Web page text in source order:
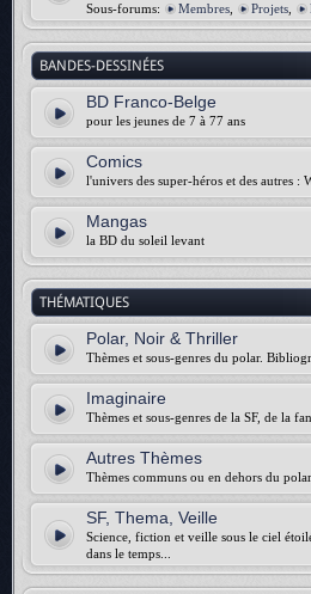
Sous-forums:
Membres Projets
BANDES-DESSINÉES
BD Franco-Belge
pour les jeunes de 7 à 77 ans
Comics
l'univers des super-héros et des autres :
Mangas
la BD du soleil levant
THÉMATIQUES
Polar, Noir & Thriller
Thèmes et sous-genres du polar.
Imaginaire
Thèmes et sous-genres de la SF, de la
Autres Thèmes
Thèmes communs ou en dehors du
SF, Thema, Veille
Science, fiction et veille sous le ciel
dans le temps...